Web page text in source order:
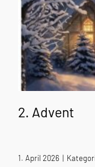
2. Advent
1. April 2026 |